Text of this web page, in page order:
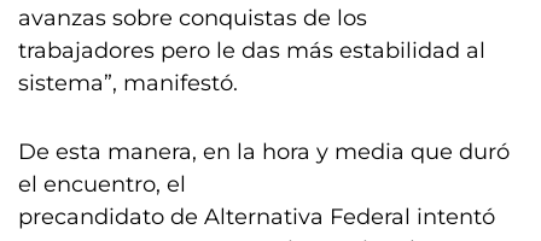
avanzas sobre conquistas de los
trabajadores pero le das más estabilidad al
sistema”, manifestó.
De esta manera, en la hora y media que duró
el encuentro, el
precandidato de Alternativa Federal intentó